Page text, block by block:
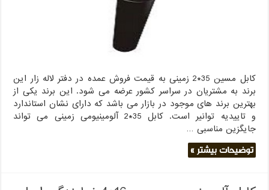
کابل مسین 35*2 زمینی به قیمت فروش عمده در دفتر لاله زار این
برند به مشتریان در سراسر کشور عرضه می شود. این برند یکی از
بهترین برند های موجود در بازار می باشد که دارای نشان استاندارد
و تاییدیه توانیر است. کابل 35*2 آلومینیومی زمینی می تواند
جایگزین مناسبی …
توضیحات بیشتر »